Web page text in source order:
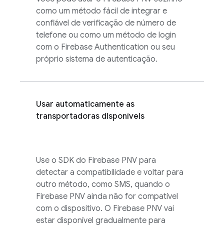
como um método fácil de integrar e
confiável de verificação de número de
telefone ou como um método de login
com o Firebase Authentication ou seu
próprio sistema de autenticação.
Usar automaticamente as
transportadoras disponíveis
Use o SDK do Firebase PNV para
detectar a compatibilidade e voltar para
outro método, como SMS, quando o
Firebase PNV ainda não for compatível
com o dispositivo. O Firebase PNV vai
estar disponível gradualmente para